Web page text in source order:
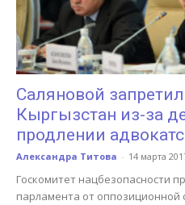
Кыргызстана
Саляновой
Кыргызстан из-за
продлении
Александра Титова - 14 марта
Госкомитет нацбезопасности
парламента от